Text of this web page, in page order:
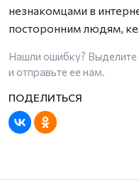
незнакомцами в
посторонним людям,
Нашли ошибку? Выделите
и отправьте ее нам.